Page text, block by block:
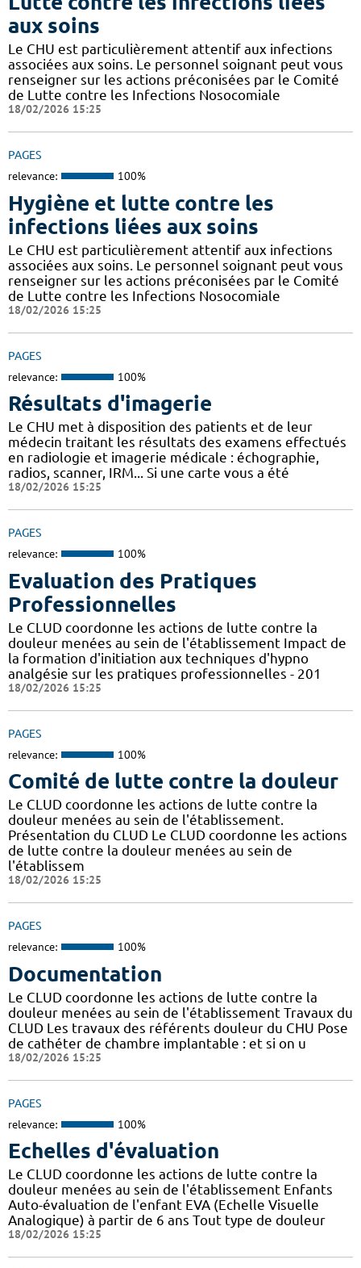
aux soins
Le CHU est particulièrement attentif aux infections
associées aux soins. Le personnel soignant peut vous
renseigner sur les actions préconisées par le Comité
de Lutte contre les Infections Nosocomiale
18/02/2026 15:25
PAGES
relevance: 100%
Hygiène et lutte contre les
infections liées aux soins
Le CHU est particulièrement attentif aux infections
associées aux soins. Le personnel soignant peut vous
renseigner sur les actions préconisées par le Comité
de Lutte contre les Infections Nosocomiale
18/02/2026 15:25
PAGES
relevance: 100%
Résultats d'imagerie
Le CHU met à disposition des patients et de leur
médecin traitant les résultats des examens effectués
en radiologie et imagerie médicale : échographie,
radios, scanner, IRM... Si une carte vous a été
18/02/2026 15:25
PAGES
relevance: 100%
Evaluation des Pratiques
Professionnelles
Le CLUD coordonne les actions de lutte contre la
douleur menées au sein de l'établissement Impact de
la formation d'initiation aux techniques d'hypno
analgésie sur les pratiques professionnelles - 201
18/02/2026 15:25
PAGES
relevance: 100%
Comité de lutte contre la douleur
Le CLUD coordonne les actions de lutte contre la
douleur menées au sein de l'établissement.
Présentation du CLUD Le CLUD coordonne les actions
de lutte contre la douleur menées au sein de
l'établissem
18/02/2026 15:25
PAGES
relevance: 100%
Documentation
Le CLUD coordonne les actions de lutte contre la
douleur menées au sein de l'établissement Travaux du
CLUD Les travaux des référents douleur du CHU Pose
de cathéter de chambre implantable : et si on u
18/02/2026 15:25
PAGES
relevance: 100%
Echelles d'évaluation
Le CLUD coordonne les actions de lutte contre la
douleur menées au sein de l'établissement Enfants
Auto-évaluation de l'enfant EVA (Echelle Visuelle
Analogique) à partir de 6 ans Tout type de douleur
18/02/2026 15:25